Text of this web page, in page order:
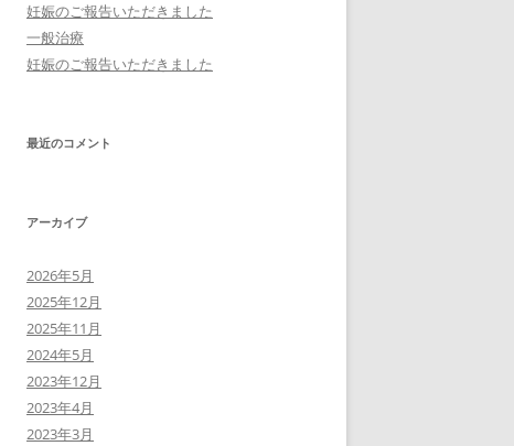
妊娠のご報告いただきました
一般治療
妊娠のご報告いただきました
最近のコメント
アーカイブ
2026年5月
2025年12月
2025年11月
2024年5月
2023年12月
2023年4月
2023年3月